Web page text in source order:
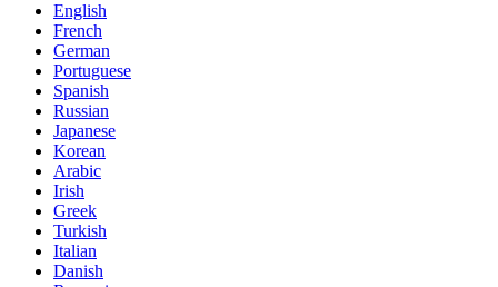
English
French
German
Portuguese
Spanish
Russian
Japanese
Korean
Arabic
Irish
Greek
Turkish
Italian
Danish